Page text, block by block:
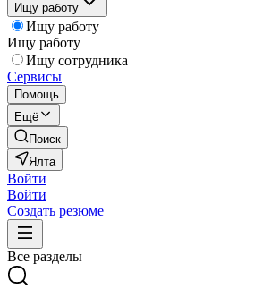
Ищу работу
Ищу работу
Ищу работу
Ищу сотрудника
Сервисы
Помощь
Ещё
Поиск
Ялта
Войти
Войти
Создать резюме
Все разделы